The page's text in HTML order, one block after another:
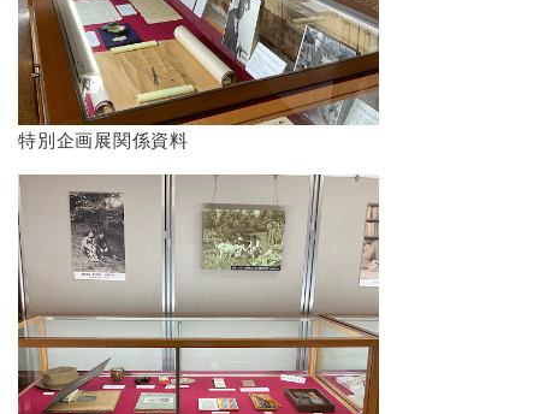
特別企画展関係資料